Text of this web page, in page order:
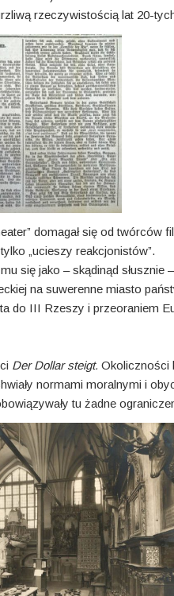
rzeczywistością lat 20-
domagał się od
„ucieszy reakcjonistów”.
się jako – skądinąd słusznie
na suwerenne miasto
do III Rzeszy i przeoraniem
Der Dollar steigt. Okoliczności
normami moralnymi i
tu żadne